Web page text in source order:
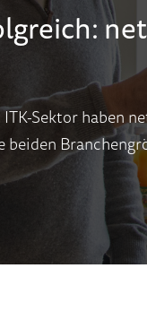
Sektor haben
beiden